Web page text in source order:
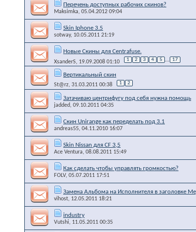
Перечень доступных рабочих скинов?
Maksimka, 05.04.2012 09:04
Skin Iphone 3.5
sotway, 10.05.2011 21:19
Новые Скины для Centrafuse.
XsanderS, 19.09.2008 01:10 1 2 3 4 5 ... 17
Вертикальный скин
St@rz, 31.03.2011 00:38 1 2
Затачиваю центрифугу под себя нужна помощь
jadded, 09.10.2011 04:35
Скин Unirange как переделать под 3.1
andreas55, 04.11.2010 16:07
Skin Nissan для CF 3,5
Ace Ventura, 08.08.2011 15:49
Как сделать чтобы управлять громкостью?
FOLV, 05.07.2011 17:51
Замена Альбома на Исполнителя в заголовке
vihost, 12.05.2011 18:21
industry
Vutshi, 11.05.2011 00:35